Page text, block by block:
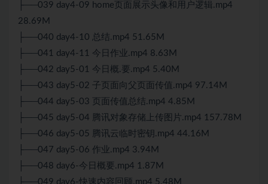
├──039 day4-09 home页面展示头像和用户逻辑.mp4
28.69M
├──040 day4-10 总结.mp4 51.65M
├──041 day4-11 今日作业.mp4 8.63M
├──042 day5-01 今日概.要.mp4 5.40M
├──043 day5-02 子页面向父页面传值.mp4 97.14M
├──044 day5-03 页面传值总结.mp4 4.85M
├──045 day5-04 腾讯对象存储上传图片.mp4 157.78M
├──046 day5-05 腾讯云临时密钥.mp4 44.16M
├──047 day5-06 作业.mp4 3.94M
├──048 day6-今日概要.mp4 1.87M
├──049 day6-快速内容回顾.mp4 5.48M